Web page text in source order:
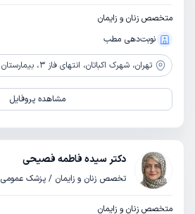
متخصص زنان و زایمان
نوبت‌دهی مطب
تهران، شهرک اکباتان، انتهای فاز 3، بیمارستان فوق تخصصی صارم
مشاهده پروفایل
دکتر سیده فاطمه فصیحی
تخصص زنان و زایمان / پزشک عمومی
متخصص زنان و زایمان